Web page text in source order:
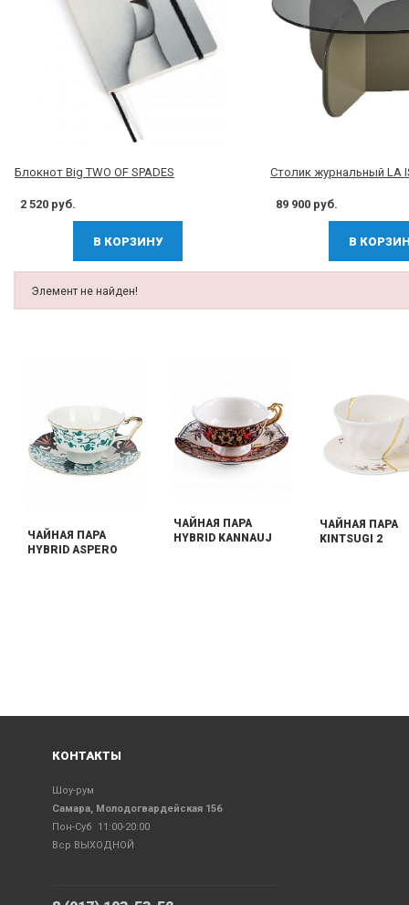
Блокнот Big TWO OF SPADES
2 520 руб.
В КОРЗИНУ
Столик журнальный LA
89 900 руб.
В
Элемент не найден!
ЧАЙНАЯ ПАРА
HYBRID ASPERO
ЧАЙНАЯ ПАРА
HYBRID KANNAUJ
ЧАЙНАЯ ПАРА
KINTSUGI 2
КОНТАКТЫ
Шоу-рум
Самара, Молодогвардейская 156
Пон-Суб 11:00-20:00
Вср ВЫХОДНОЙ